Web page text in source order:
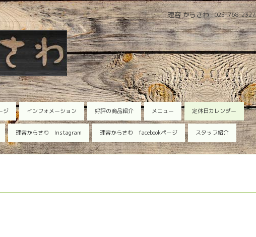
025-768-2327
理容 からさわ
ジ インフォメーション 好評の商品紹介 メニュー 定休日カレンダー
理容からさわ Instagram 理容からさわ facebookページ スタッフ紹介